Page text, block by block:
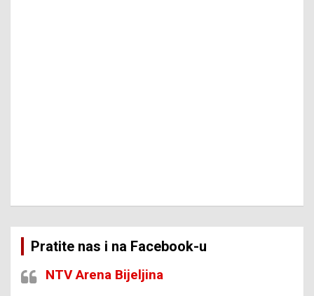
Pratite nas i na Facebook-u
NTV Arena Bijeljina